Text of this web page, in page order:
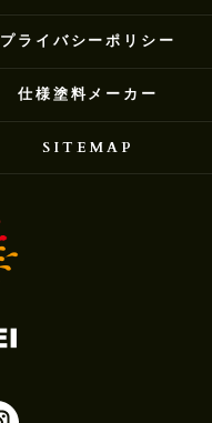
プライバシーポリシー
仕様塗料メーカー
SITEMAP